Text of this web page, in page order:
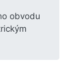
obvodu